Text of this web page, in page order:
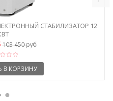
СТАБИЛИЗАТОР 12
103 450 руб
В КОРЗИНУ